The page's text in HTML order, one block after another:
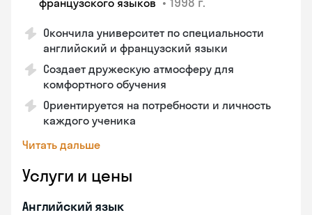
французского языков
Окончила университет по специальности
английский и французский языки
Создает дружескую атмосферу для
комфортного обучения
Ориентируется на потребности и личность
каждого ученика
Читать дальше
Услуги и цены
Английский язык